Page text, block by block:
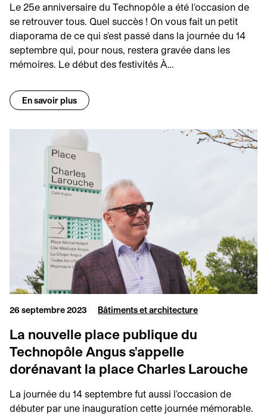
Le 25e anniversaire du Technopôle a été l'occasion de
se retrouver tous. Quel succès ! On vous fait un petit
diaporama de ce qui s'est passé dans la journée du 14
septembre qui, pour nous, restera gravée dans les
mémoires. Le début des festivités À…
En savoir plus
26 septembre 2023 Bâtiments et architecture
La nouvelle place publique du
Technopôle Angus s'appelle
dorénavant la place Charles Larouche
La journée du 14 septembre fut aussi l'occasion de
débuter par une inauguration cette journée mémorable.